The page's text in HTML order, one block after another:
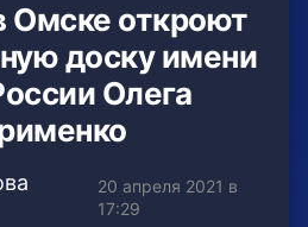
Омске откроют
доску имени
Олега
20 апреля 2021 в
17:29